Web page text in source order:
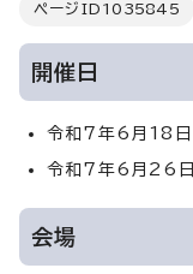
ページID 1035845
開催日
令和7年6月18日
令和7年6月26日
会場